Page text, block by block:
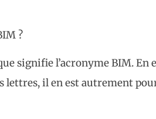
?
signifie l’acronyme BIM. En
lettres, il en est autrement